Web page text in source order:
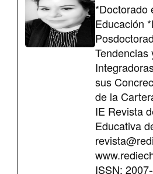
*Doctorado
Educación
Tendencias
sus
de la
IE Revista
Educativa
ISSN: